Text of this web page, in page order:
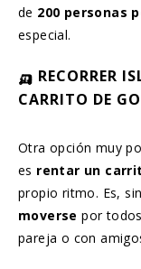
de 200 personas
especial.
🛺 RECORRER
CARRITO DE
Otra opción muy
es rentar un
propio ritmo. Es,
moverse por
pareja o con